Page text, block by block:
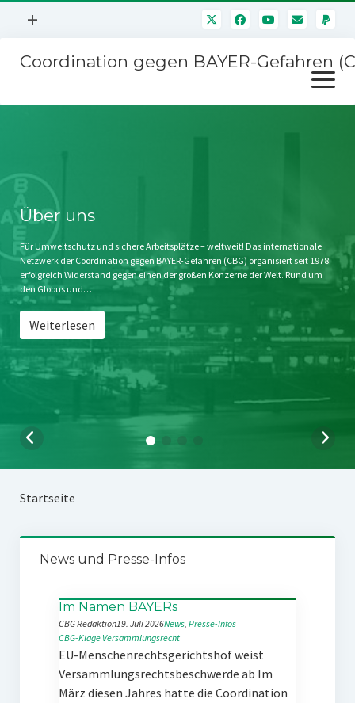
Menü
+
Mitmachen
Kontakt
Impressum
Störfälle
Coordination gegen BAYER-Gefahren
Menü
öffnen
Stichwort BAYER
Jahrestagung
SPENDEN
Über uns
Für Umweltschutz und sichere Arbeitsplätze – weltweit! Das internationale
Netzwerk der Coordination gegen BAYER-Gefahren (CBG) organisiert seit 1978
erfolgreich Widerstand gegen einen der großen Konzerne der Welt. Rund um
den Globus und…
Weiterlesen
Startseite
News und Presse-Infos
Im Namen BAYERs
CBG Redaktion19. Juli 2026News, Presse-Infos
CBG-Klage Versammlungsrecht
EU-Menschenrechtsgerichtshof weist
Versammlungsrechtsbeschwerde ab Im
März diesen Jahres hatte die Coordination